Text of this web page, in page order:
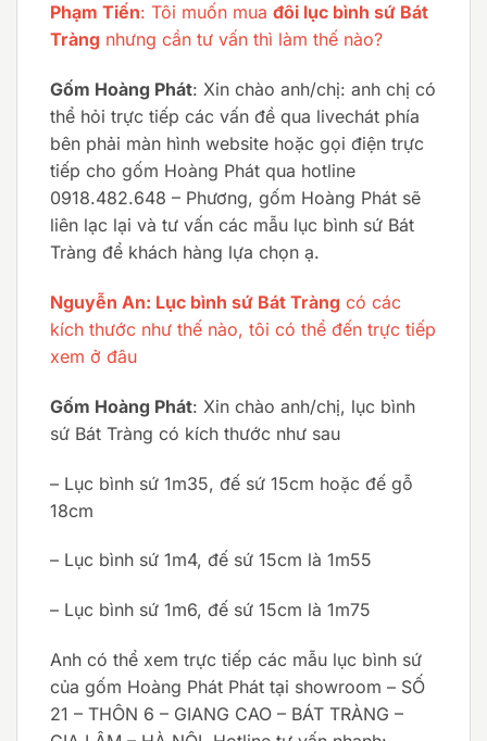
Phạm Tiến: Tôi muốn mua đôi lục bình sứ Bát
Tràng nhưng cần tư vấn thì làm thế nào?
Gốm Hoàng Phát: Xin chào anh/chị: anh chị có
thể hỏi trực tiếp các vấn đề qua livechát phía
bên phải màn hình website hoặc gọi điện trực
tiếp cho gốm Hoàng Phát qua hotline
0918.482.648 – Phương, gốm Hoàng Phát sẽ
liên lạc lại và tư vấn các mẫu lục bình sứ Bát
Tràng để khách hàng lựa chọn ạ.
Nguyễn An: Lục bình sứ Bát Tràng có các
kích thước như thế nào, tôi có thể đến trực tiếp
xem ở đâu
Gốm Hoàng Phát: Xin chào anh/chị, lục bình
sứ Bát Tràng có kích thước như sau
– Lục bình sứ 1m35, đế sứ 15cm hoặc đế gỗ
18cm
– Lục bình sứ 1m4, đế sứ 15cm là 1m55
– Lục bình sứ 1m6, đế sứ 15cm là 1m75
Anh có thể xem trực tiếp các mẫu lục bình sứ
của gốm Hoàng Phát Phát tại showroom – SỐ
21 – THÔN 6 – GIANG CAO – BÁT TRÀNG –